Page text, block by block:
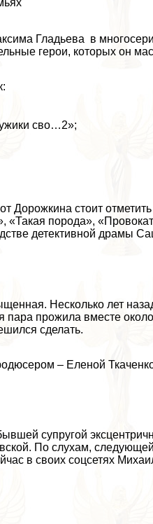
Гладьева в
герои, которых он
сво…2»;
Дорожкина стоит
«Такая порода», «
детективной драмы
Несколько лет
пара прожила вместе
сделать.
– Еленой
супругой
По слухам,
в своих соцсетях